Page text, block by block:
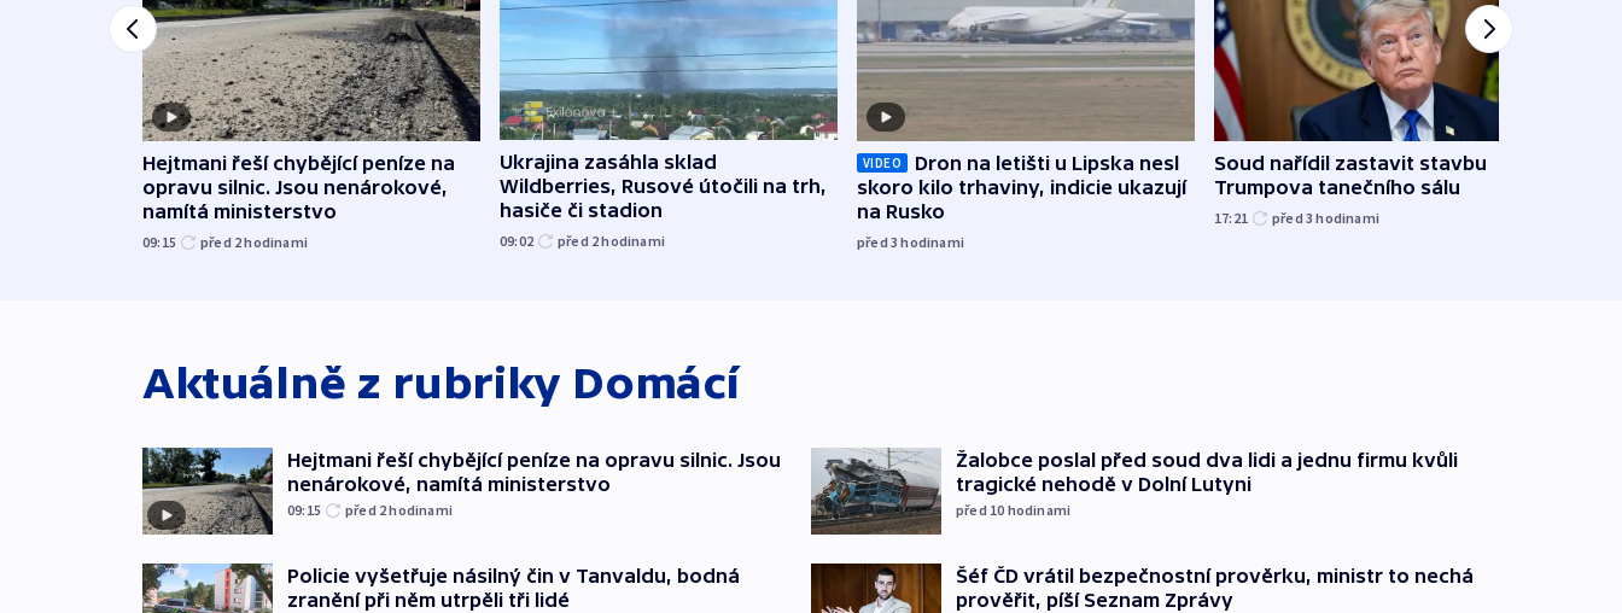
Hejtmani řeší chybějící peníze na
opravu silnic. Jsou nenárokové,
namítá ministerstvo
09:15 před 2hodinami
Ukrajina zasáhla sklad
Wildberries, Rusové útočili na trh,
hasiče či stadion
09:02 před 2hodinami
VIDEO
Dron na letišti u Lipska nesl
skoro kilo trhaviny, indicie ukazují
na Rusko
před 3hodinami
Soud nařídil zastavit stavbu
Trumpova tanečního sálu
17:21 před 3hodinami
Aktuálně z rubriky Domácí
Hejtmani řeší chybějící peníze na opravu silnic. Jsou
nenárokové, namítá ministerstvo
09:15 před 2hodinami
Policie vyšetřuje násilný čin v Tanvaldu, bodná
zranění při něm utrpěli tři lidé
Žalobce poslal před soud dva lidi a jednu firmu kvůli
tragické nehodě v Dolní Lutyni
před 10 hodinami
Šéf ČD vrátil bezpečnostní prověrku, ministr to nechá
prověřit, píší Seznam Zprávy